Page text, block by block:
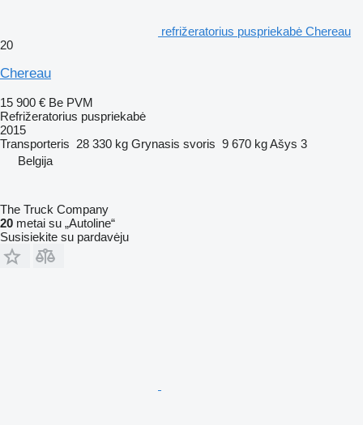
refrižeratorius puspriekabė Chereau
20
Chereau
15 900 € Be PVM
Refrižeratorius puspriekabė
2015
Transporteris 28 330 kg Grynasis svoris 9 670 kgAšys 3
Belgija
The Truck Company
20 metai su „Autoline“
Susisiekite su pardavėju